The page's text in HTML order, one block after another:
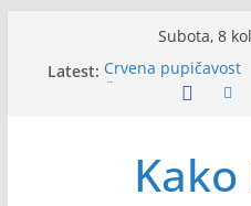
Subota, 8
Latest: Crvena pupičavost
Čir na želucu –
Liječenje